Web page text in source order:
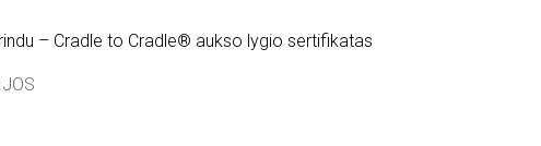
– Cradle to Cradle® aukso lygio sertifikatas